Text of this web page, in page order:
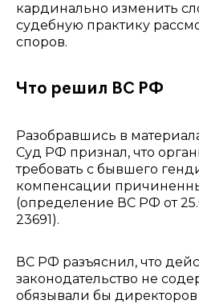
кардинально изменить
судебную практику
споров.
Что решил ВС РФ
Разобравшись в
Суд РФ признал, что
требовать с бывшего
компенсации
(определение ВС РФ от
23691).
ВС РФ разъяснил, что
законодательство не
обязывали бы